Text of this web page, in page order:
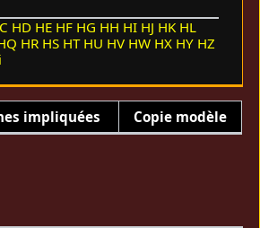
HD HE HF HG HH HI HJ HK HL
HR HS HT HU HV HW HX HY HZ
impliquées Copie modèle